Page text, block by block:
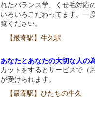
れたバランス学、くせ毛対応
いろいろこだわってます。一
覧ください。
【最寄駅】牛久駅
あなたとあなたの大切な人の
カットをするとサービスで（
が受けられます。
【最寄駅】ひたちの牛久